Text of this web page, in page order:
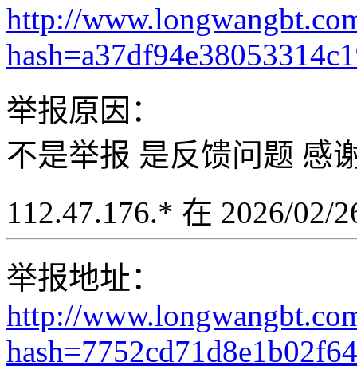
http://
举报原因：
不是举报 是反馈问题 感
112.47.176.* 在 2026/02/
举报地址：
http://